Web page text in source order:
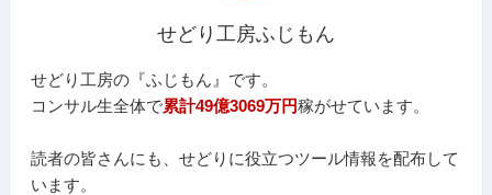
せどり工房ふじもん
せどり工房の『ふじもん』です。
コンサル生全体で累計49億3069万円稼がせています。
読者の皆さんにも、せどりに役立つツール情報を配布して
います。